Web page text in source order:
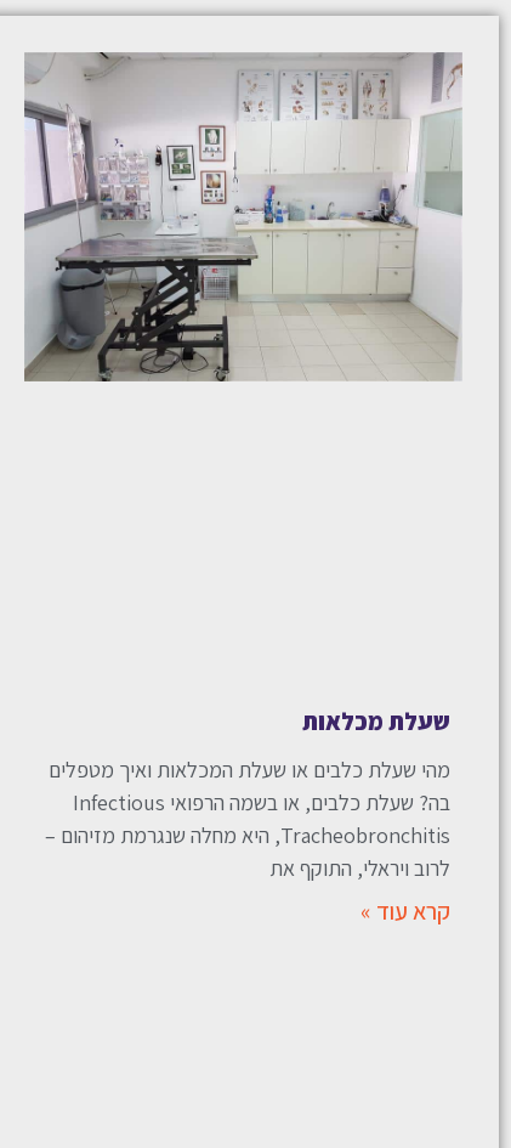
שעלת מכלאות
מהי שעלת כלבים או שעלת המכלאות ואיך מטפלים
בה? שעלת כלבים, או בשמה הרפואי Infectious
Tracheobronchitis, היא מחלה שנגרמת מזיהום –
לרוב ויראלי, התוקף את
קרא עוד »